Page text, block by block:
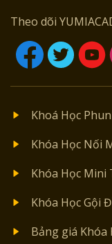
Theo dõi
Khoá Học
Khóa Học Nối
Khóa Học Mini
Khóa Học Gội
Bảng giá Khóa